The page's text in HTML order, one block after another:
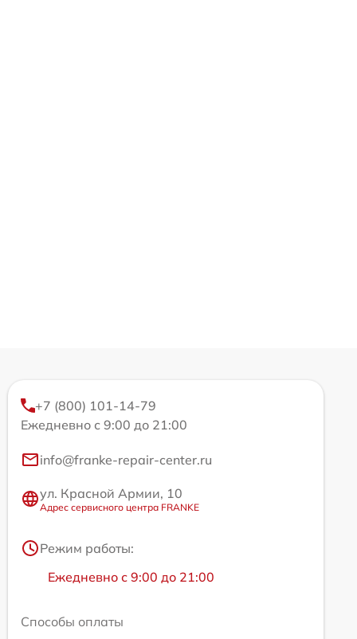
+7 (800) 101-14-79
Ежедневно с 9:00 до 21:00
info@franke-repair-center.ru
ул. Красной Армии, 10
Адрес сервисного центра FRANKE
Режим работы:
Ежедневно с 9:00 до 21:00
Способы оплаты